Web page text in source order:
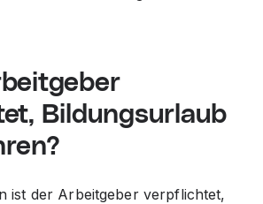
Bildungsurlaub
ist der Arbeitgeber verpflichtet,